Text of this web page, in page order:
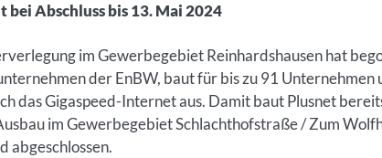
Abschluss bis 13. Mai 2024
im Gewerbegebiet Reinhardshausen hat
der EnBW, baut für bis zu 91
das Gigaspeed-Internet aus. Damit baut Plusnet
im Gewerbegebiet Schlachthofstraße / Zum
abgeschlossen.